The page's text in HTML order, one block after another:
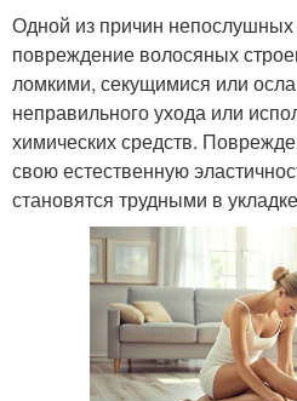
Одной из причин непослушных
повреждение волосяных
ломкими, секущимися или
неправильного ухода или
химических средств.
свою естественную
становятся трудными в